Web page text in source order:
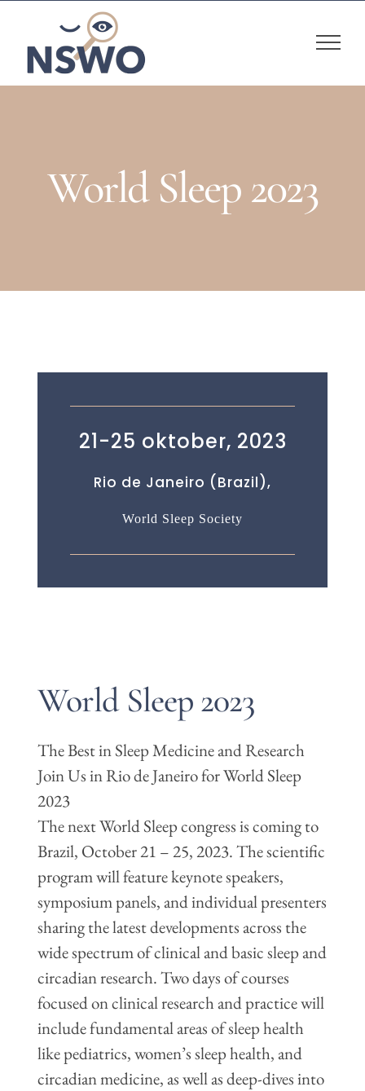
content
World Sleep 2023
21-25 oktober, 2023
Rio de Janeiro (Brazil),
World Sleep Society
World Sleep 2023
The Best in Sleep Medicine and Research
Join Us in Rio de Janeiro for World Sleep
2023
The next World Sleep congress is coming to
Brazil, October 21 – 25, 2023. The scientific
program will feature keynote speakers,
symposium panels, and individual presenters
sharing the latest developments across the
wide spectrum of clinical and basic sleep and
circadian research. Two days of courses
focused on clinical research and practice will
include fundamental areas of sleep health
like pediatrics, women’s sleep health, and
circadian medicine, as well as deep-dives into